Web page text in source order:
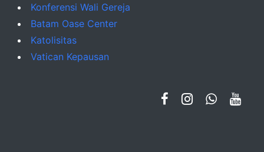
Konferensi Wali Gereja
Batam Oase Center
Katolisitas
Vatican Kepausan